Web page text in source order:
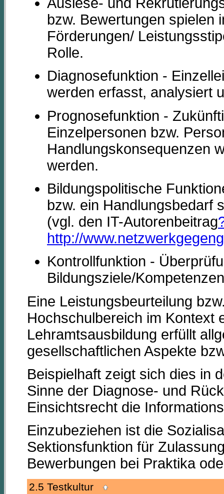
bzw. Bewertungen spielen
Förderungen/
Rolle.
Diagnosefunktion -
werden erfasst, analysiert
Prognosefunktion -
Einzelpersonen bzw.
Handlungskonsequenzen
werden.
Bildungspolitische
bzw. ein Handlungsbedarf
(vgl. den IT-Autorenbeitrag
http://
Kontrollfunktion -
Bildungsziele/
Eine Leistungsbeurteilung
Hochschulbereich im Kontext
Lehramtsausbildung erfüllt
gesellschaftlichen Aspekte
Beispielhaft zeigt sich dies in
Sinne der Diagnose- und
Einsichtsrecht die
Einzubeziehen ist die
Sektionsfunktion für
Bewerbungen bei Praktika
2.5 Testkultur